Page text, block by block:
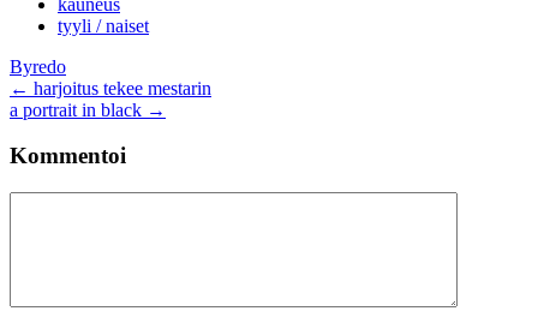
tyyli / naiset
Byredo
Artikkelien
selaus
← harjoitus tekee mestarin
a portrait in black →
Kommentoi